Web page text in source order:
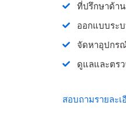
ที่ปรึกษาด้า
ออกแบบระ
จัดหาอุปกร
ดูแลและตร
สอบถามรายละเ